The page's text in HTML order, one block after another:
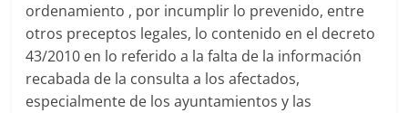
ordenamiento , por incumplir lo prevenido, entre
otros preceptos legales, lo contenido en el decreto
43/2010 en lo referido a la falta de la información
recabada de la consulta a los afectados,
especialmente de los ayuntamientos y las